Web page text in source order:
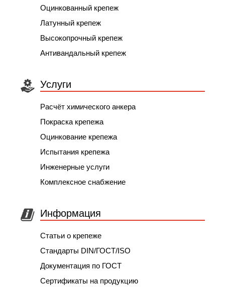
Оцинкованный крепеж
Латунный крепеж
Высокопрочный крепеж
Антивандальный крепеж
Услуги
Расчёт химического анкера
Покраска крепежа
Оцинкование крепежа
Испытания крепежа
Инженерные услуги
Комплексное снабжение
Информация
Статьи о крепеже
Стандарты DIN/ГОСТ/ISO
Документация по ГОСТ
Сертификаты на продукцию